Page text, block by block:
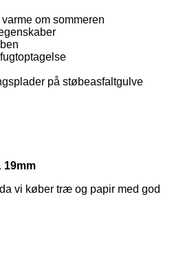
om sommeren
på støbeasfaltgulve
19mm